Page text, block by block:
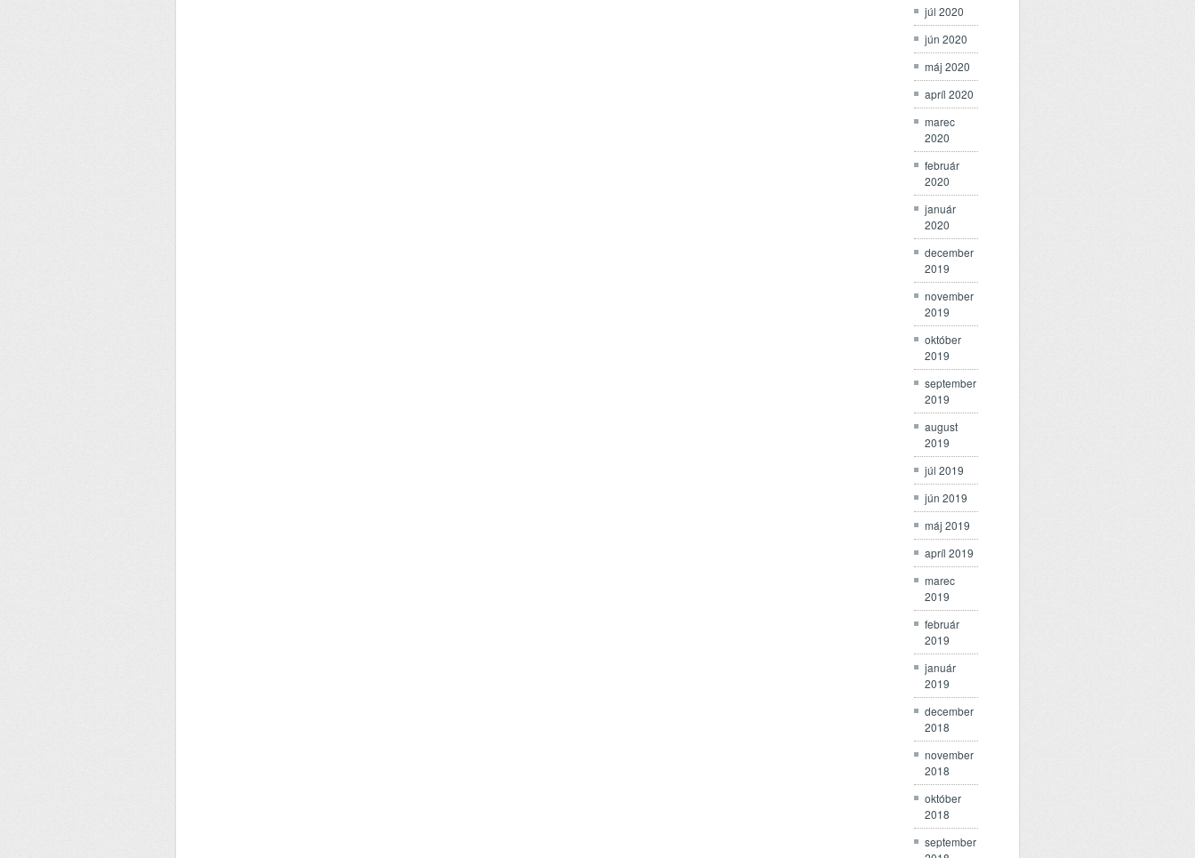
júl 2020
jún 2020
máj 2020
apríl 2020
marec
2020
február
2020
január
2020
december
2019
november
2019
október
2019
september
2019
august
2019
júl 2019
jún 2019
máj 2019
apríl 2019
marec
2019
február
2019
január
2019
december
2018
november
2018
október
2018
september